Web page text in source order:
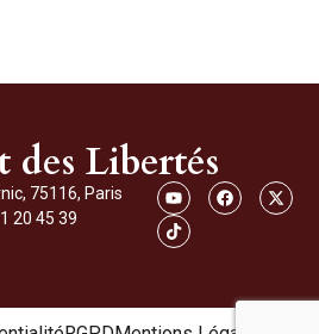
Libertés
75116, Paris
20 45 39